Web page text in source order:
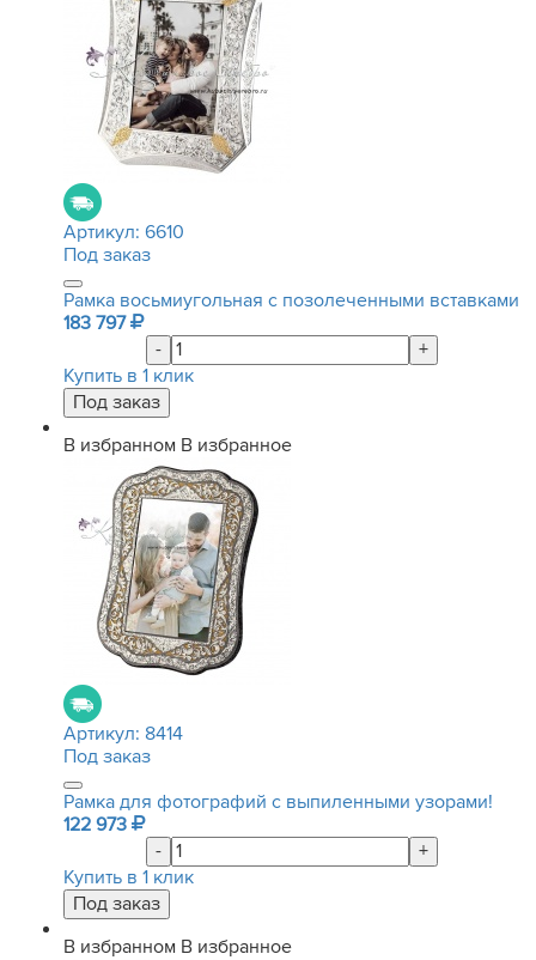
Артикул: 6610
Под заказ
Рамка восьмиугольная с позолеченными вставками
183 797
-
+
Купить в 1 клик
В избранном В избранное
Артикул: 8414
Под заказ
Рамка для фотографий с выпиленными узорами!
122 973
-
+
Купить в 1 клик
В избранном В избранное